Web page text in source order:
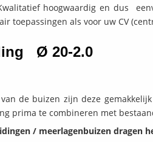
hoogwaardig en dus
toepassingen als voor uw CV
Ø 20-2.0
de buizen zijn deze
prima te combineren met
/ meerlagenbuizen dragen